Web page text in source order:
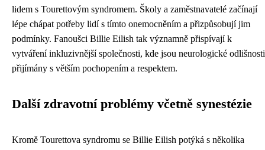
lidem s Tourettovým syndromem. Školy a zaměstnavatelé začínají
lépe chápat potřeby lidí s tímto onemocněním a přizpůsobují jim
podmínky. Fanoušci Billie Eilish tak významně přispívají k
vytváření inkluzivnější společnosti, kde jsou neurologické odlišnosti
přijímány s větším pochopením a respektem.
Další zdravotní problémy včetně synestézie
Kromě Tourettova syndromu se Billie Eilish potýká s několika